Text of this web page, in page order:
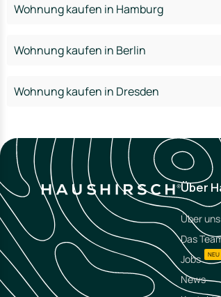
Wohnung kaufen in Hamburg
Wohnung kaufen in Berlin
Wohnung kaufen in Dresden
Über
Über uns
Das
Jobs
NEU
News